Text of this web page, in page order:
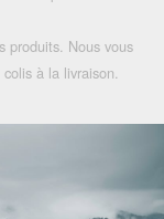
produits. Nous vous
à la livraison.